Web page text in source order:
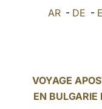
AR - DE -
VOYAGE
EN